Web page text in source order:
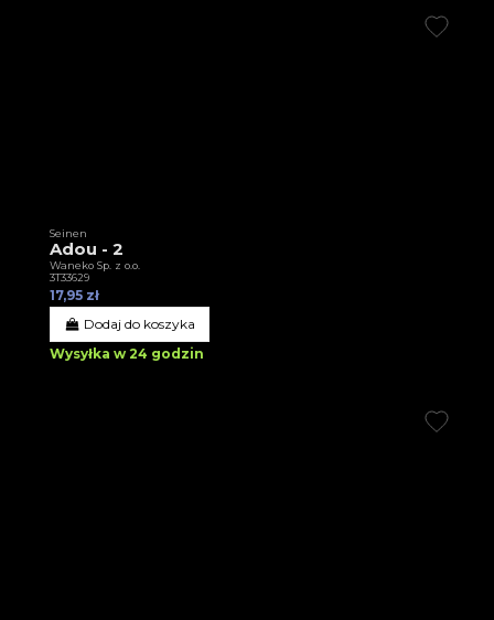
Seinen
Adou - 2
Waneko Sp. z o.o.
3T33629
17,95 zł
Dodaj do koszyka
Wysyłka w 24 godzin